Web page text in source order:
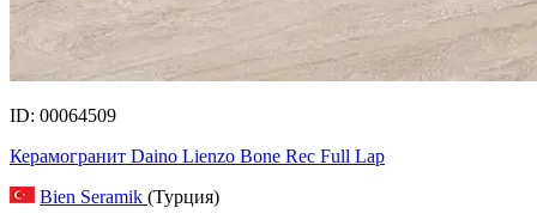
ID: 00064509
Керамогранит Daino Lienzo Bone Rec Full Lap
Bien Seramik (Турция)